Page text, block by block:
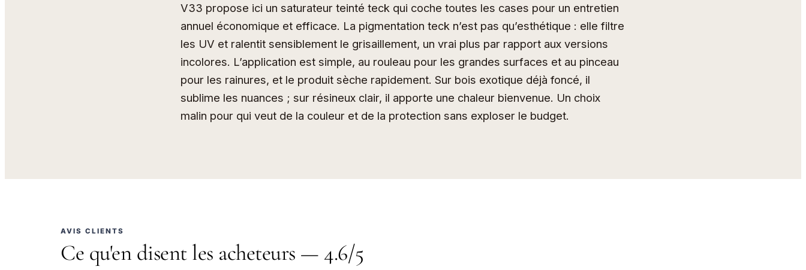
V33 propose ici un saturateur teinté teck qui coche toutes les cases pour un entretien
annuel économique et efficace. La pigmentation teck n’est pas qu’esthétique : elle filtre
les UV et ralentit sensiblement le grisaillement, un vrai plus par rapport aux versions
incolores. L’application est simple, au rouleau pour les grandes surfaces et au pinceau
pour les rainures, et le produit sèche rapidement. Sur bois exotique déjà foncé, il
sublime les nuances ; sur résineux clair, il apporte une chaleur bienvenue. Un choix
malin pour qui veut de la couleur et de la protection sans exploser le budget.
AVIS CLIENTS
Ce qu'en disent les acheteurs — 4.6/5